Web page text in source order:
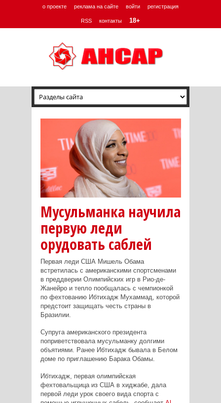
о проекте реклама на сайте войти регистрация
RSS контакты 18+
Мусульманка научила
первую леди
орудовать саблей
Первая леди США Мишель Обама
встретилась с американскими спортсменами
в преддверии Олимпийских игр в Рио-де-
Жанейро и тепло пообщалась с чемпионкой
по фехтованию Ибтихадж Мухаммад, которой
предстоит защищать честь страны в
Бразилии.
Супруга американского президента
поприветствовала мусульманку долгими
объятиями. Ранее Ибтихадж бывала в Белом
доме по приглашению Барака Обамы.
Ибтихадж, первая олимпийская
фехтовальщица из США в хиджабе, дала
первой леди урок своего вида спорта с